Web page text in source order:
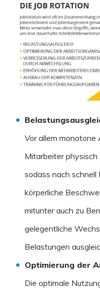
Vor allem monotone
Mitarbeiter physisch
sodass nach
körperliche
mitunter auch zu
gelegentliche
Belastungen
Optimierung der
Die optimale